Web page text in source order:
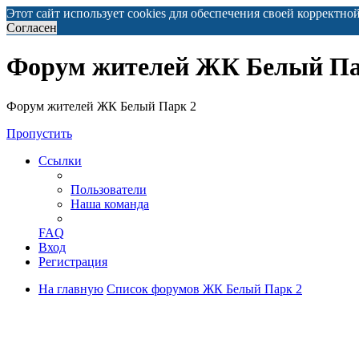
Этот сайт использует cookies для обеспечения своей
Согласен
Форум жителей ЖК Белый
Форум жителей ЖК Белый Парк 2
Пропустить
Ссылки
Пользователи
Наша команда
FAQ
Вход
Регистрация
На главную Список форумов ЖК Белый Парк 2